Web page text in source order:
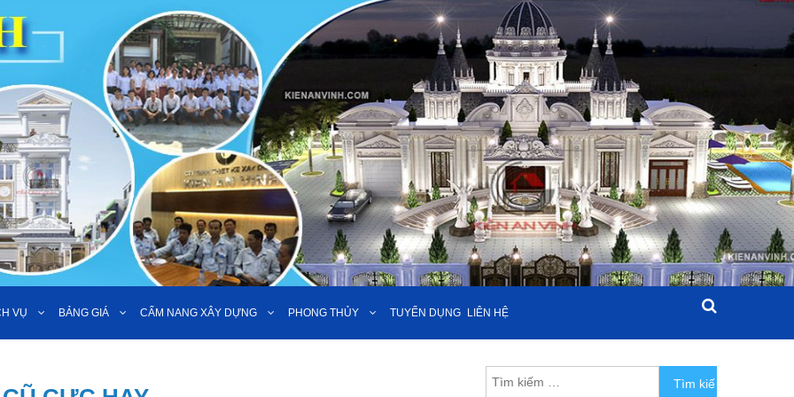
VỤ BẢNG GIÁ CẨM NANG XÂY DỰNG PHONG THỦY TUYỂN DỤNG LIÊN HỆ
Tìm kiếm cho: